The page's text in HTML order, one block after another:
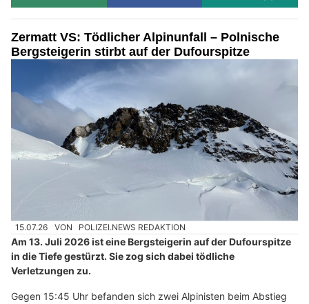
Zermatt VS: Tödlicher Alpinunfall – Polnische
Bergsteigerin stirbt auf der Dufourspitze
15.07.26 VON POLIZEI.NEWS REDAKTION
Am 13. Juli 2026 ist eine Bergsteigerin auf der Dufourspitze
in die Tiefe gestürzt. Sie zog sich dabei tödliche
Verletzungen zu.
Gegen 15:45 Uhr befanden sich zwei Alpinisten beim Abstieg